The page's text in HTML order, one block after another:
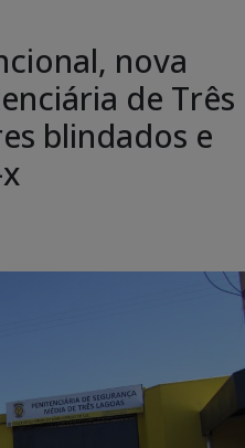
nova
de Três
blindados e